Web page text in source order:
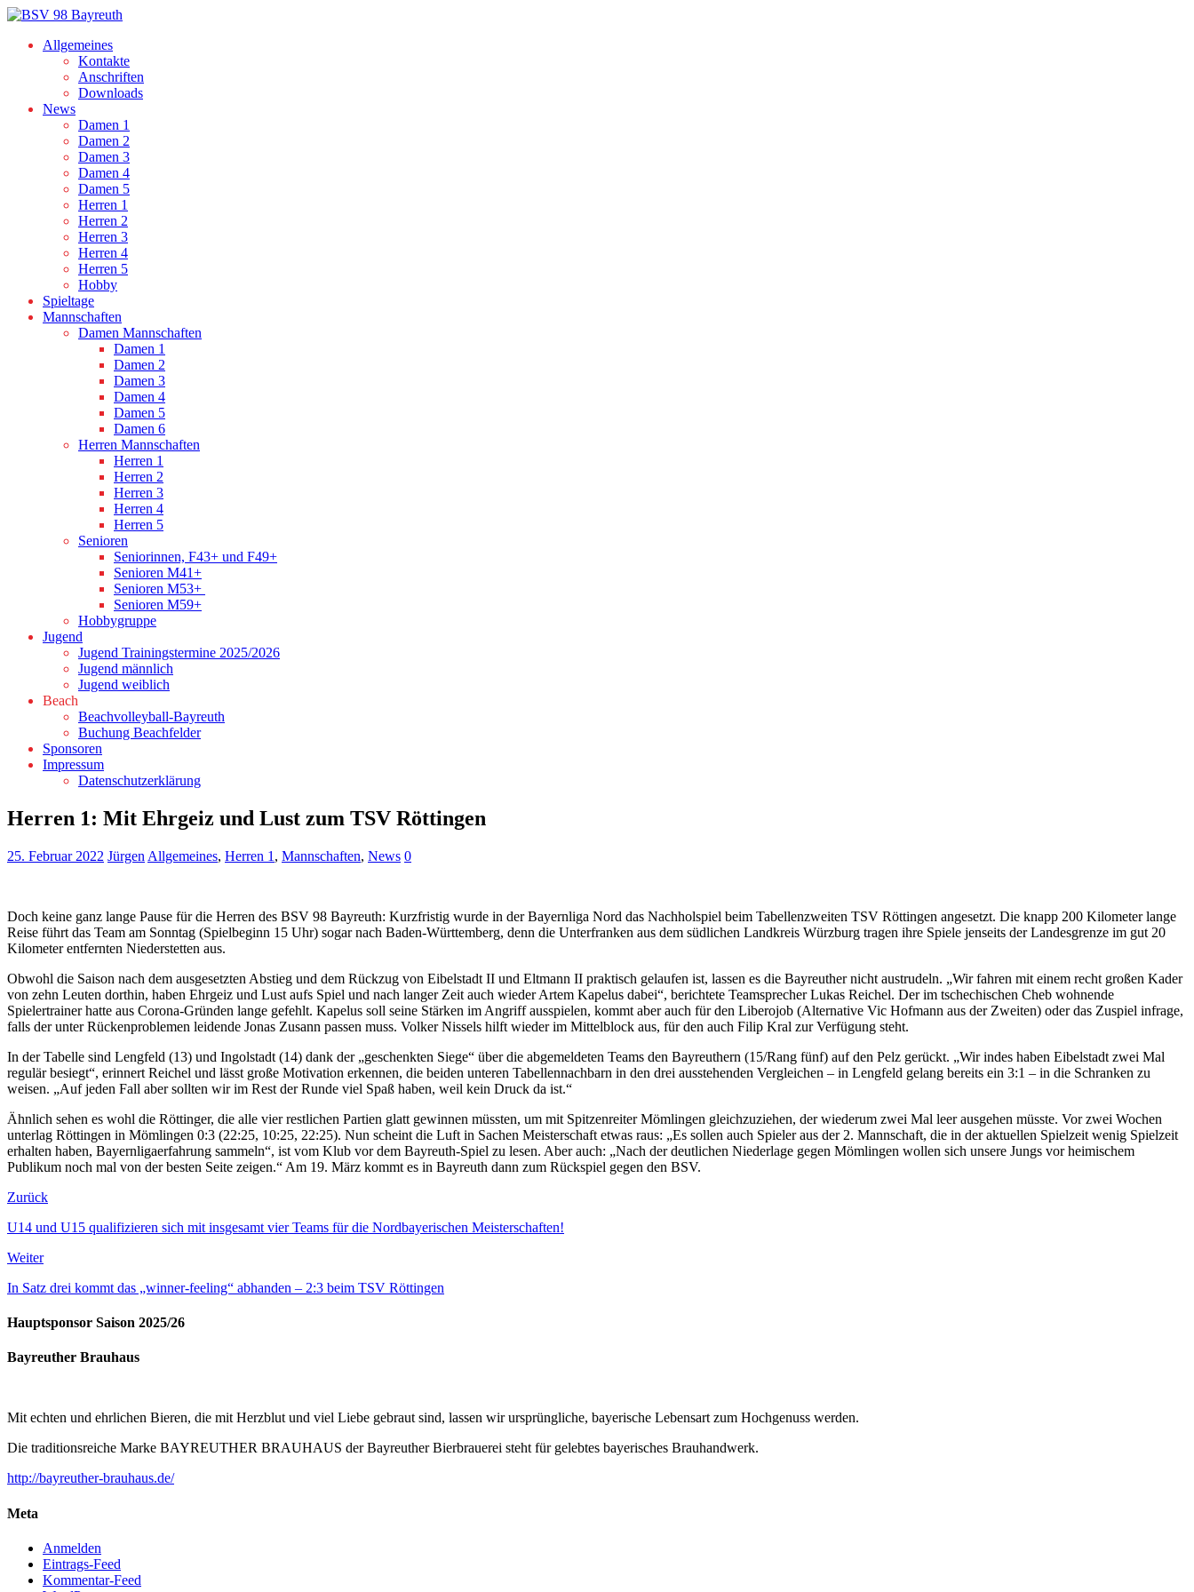
Allgemeines
Kontakte
Anschriften
Downloads
News
Damen 1
Damen 2
Damen 3
Damen 4
Damen 5
Herren 1
Herren 2
Herren 3
Herren 4
Herren 5
Hobby
Spieltage
Mannschaften
Damen Mannschaften
Damen 1
Damen 2
Damen 3
Damen 4
Damen 5
Damen 6
Herren Mannschaften
Herren 1
Herren 2
Herren 3
Herren 4
Herren 5
Senioren
Seniorinnen, F43+ und F49+
Senioren M41+
Senioren M53+
Senioren M59+
Hobbygruppe
Jugend
Jugend Trainingstermine 2025/2026
Jugend männlich
Jugend weiblich
Beach
Beachvolleyball-Bayreuth
Buchung Beachfelder
Sponsoren
Impressum
Datenschutzerklärung
Herren 1: Mit Ehrgeiz und Lust zum TSV Röttingen
25. Februar 2022 Jürgen Allgemeines, Herren 1 , Mannschaften, News 0
Doch keine ganz lange Pause für die Herren des BSV 98 Bayreuth: Kurzfristig wurde in der Bayernliga Nord das Nachholspiel beim Tabellenzweiten TSV Röttingen angesetzt. Die knapp 200 Kilometer lange
Reise führt das Team am Sonntag (Spielbeginn 15 Uhr) sogar nach Baden-Württemberg, denn die Unterfranken aus dem südlichen Landkreis Würzburg tragen ihre Spiele jenseits der Landesgrenze im gut 20
Kilometer entfernten Niederstetten aus.
Obwohl die Saison nach dem ausgesetzten Abstieg und dem Rückzug von Eibelstadt II und Eltmann II praktisch gelaufen ist, lassen es die Bayreuther nicht austrudeln. „Wir fahren mit einem recht großen Kader
von zehn Leuten dorthin, haben Ehrgeiz und Lust aufs Spiel und nach langer Zeit auch wieder Artem Kapelus dabei“, berichtete Teamsprecher Lukas Reichel. Der im tschechischen Cheb wohnende
Spielertrainer hatte aus Corona-Gründen lange gefehlt. Kapelus soll seine Stärken im Angriff ausspielen, kommt aber auch für den Liberojob (Alternative Vic Hofmann aus der Zweiten) oder das Zuspiel infrage,
falls der unter Rückenproblemen leidende Jonas Zusann passen muss. Volker Nissels hilft wieder im Mittelblock aus, für den auch Filip Kral zur Verfügung steht.
In der Tabelle sind Lengfeld (13) und Ingolstadt (14) dank der „geschenkten Siege“ über die abgemeldeten Teams den Bayreuthern (15/Rang fünf) auf den Pelz gerückt. „Wir indes haben Eibelstadt zwei Mal
regulär besiegt“, erinnert Reichel und lässt große Motivation erkennen, die beiden unteren Tabellennachbarn in den drei ausstehenden Vergleichen – in Lengfeld gelang bereits ein 3:1 – in die Schranken zu
weisen. „Auf jeden Fall aber sollten wir im Rest der Runde viel Spaß haben, weil kein Druck da ist.“
Ähnlich sehen es wohl die Röttinger, die alle vier restlichen Partien glatt gewinnen müssten, um mit Spitzenreiter Mömlingen gleichzuziehen, der wiederum zwei Mal leer ausgehen müsste. Vor zwei Wochen
unterlag Röttingen in Mömlingen 0:3 (22:25, 10:25, 22:25). Nun scheint die Luft in Sachen Meisterschaft etwas raus: „Es sollen auch Spieler aus der 2. Mannschaft, die in der aktuellen Spielzeit wenig Spielzeit
erhalten haben, Bayernligaerfahrung sammeln“, ist vom Klub vor dem Bayreuth-Spiel zu lesen. Aber auch: „Nach der deutlichen Niederlage gegen Mömlingen wollen sich unsere Jungs vor heimischem
Publikum noch mal von der besten Seite zeigen.“ Am 19. März kommt es in Bayreuth dann zum Rückspiel gegen den BSV.
Zurück
U14 und U15 qualifizieren sich mit insgesamt vier Teams für die Nordbayerischen Meisterschaften!
Weiter
In Satz drei kommt das „winner-feeling“ abhanden – 2:3 beim TSV Röttingen
Hauptsponsor Saison 2025/26
Bayreuther Brauhaus
Mit echten und ehrlichen Bieren, die mit Herzblut und viel Liebe gebraut sind, lassen wir ursprüngliche, bayerische Lebensart zum Hochgenuss werden.
Die traditionsreiche Marke BAYREUTHER BRAUHAUS der Bayreuther Bierbrauerei steht für gelebtes bayerisches Brauhandwerk.
http://bayreuther-brauhaus.de/
Meta
Anmelden
Eintrags-Feed
Kommentar-Feed